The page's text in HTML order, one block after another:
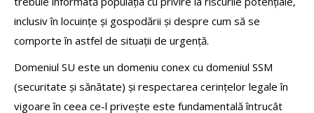
inclusiv în locuințe și gospodării și despre cum să se
comporte în astfel de situații de urgență.
Domeniul SU este un domeniu conex cu domeniul SSM
(securitate și sănătate) și respectarea cerințelor legale în
vigoare în ceea ce-l privește este fundamentală întrucât